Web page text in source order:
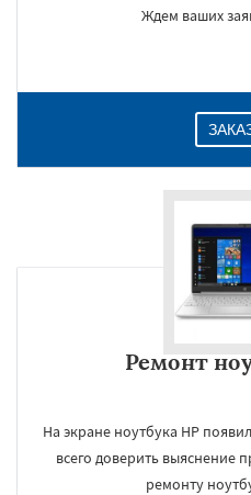
Ждем ваших
Ремонт
На экране ноутбука HP
всего доверить выяснение
ремонту